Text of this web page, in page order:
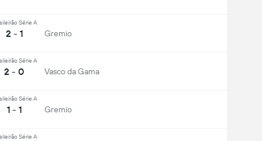
Série A
2 - 1 Gremio
Série A
2 - 0 Vasco da Gama
Série A
1 - 1 Gremio
Série A